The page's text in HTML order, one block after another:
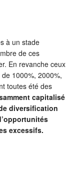
à un stade
de ces
En revanche ceux
1000%, 2000%,
toutes été des
capitalisé
diversification
excessifs.